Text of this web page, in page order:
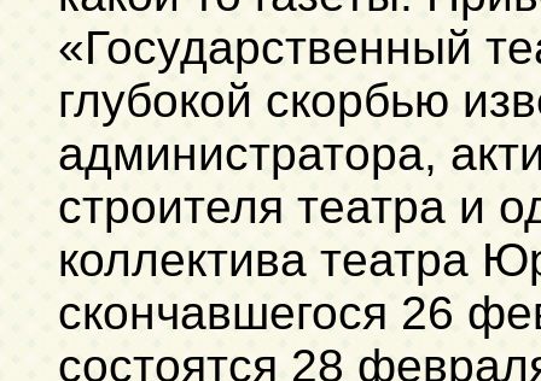
«Государственный
глубокой скорбью
администратора,
строителя театра и
коллектива театра
скончавшегося 26
состоятся 28